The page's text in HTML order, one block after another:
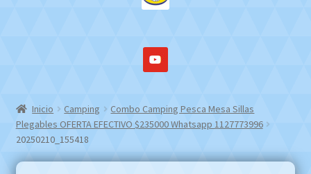
Inicio Camping
Combo Camping Pesca Mesa Sillas
Plegables OFERTA EFECTIVO $235000 Whatsapp 1127773996
20250210_155418